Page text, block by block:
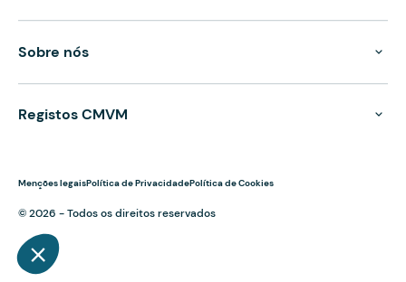
Sobre nós
Registos CMVM
Menções legaisPolítica de PrivacidadePolítica de Cookies
© 2026 - Todos os direitos reservados